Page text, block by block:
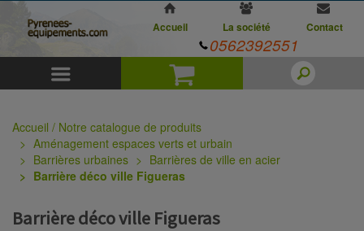
Panier
Accueil La société Contact
0562392551
Accueil / Notre catalogue de produits
Aménagement espaces verts et urbain
Barrières urbaines
Barrières de ville en acier
Barrière déco ville Figueras
Barrière déco ville Figueras